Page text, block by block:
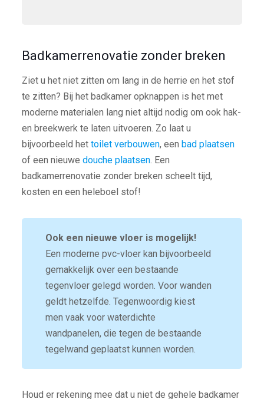
Badkamerrenovatie zonder breken
Ziet u het niet zitten om lang in de herrie en het stof
te zitten? Bij het badkamer opknappen is het met
moderne materialen lang niet altijd nodig om ook hak-
en breekwerk te laten uitvoeren. Zo laat u
bijvoorbeeld het toilet verbouwen, een bad plaatsen
of een nieuwe douche plaatsen. Een
badkamerrenovatie zonder breken scheelt tijd,
kosten en een heleboel stof!
Ook een nieuwe vloer is mogelijk!
Een moderne pvc-vloer kan bijvoorbeeld
gemakkelijk over een bestaande
tegenvloer gelegd worden. Voor wanden
geldt hetzelfde. Tegenwoordig kiest
men vaak voor waterdichte
wandpanelen, die tegen de bestaande
tegelwand geplaatst kunnen worden.
Houd er rekening mee dat u niet de gehele badkamer